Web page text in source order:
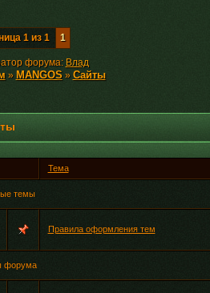
1из 1 1
форума: Влад
» MANGOS» Сайты
Тема
темы
Правила оформления тем
форума